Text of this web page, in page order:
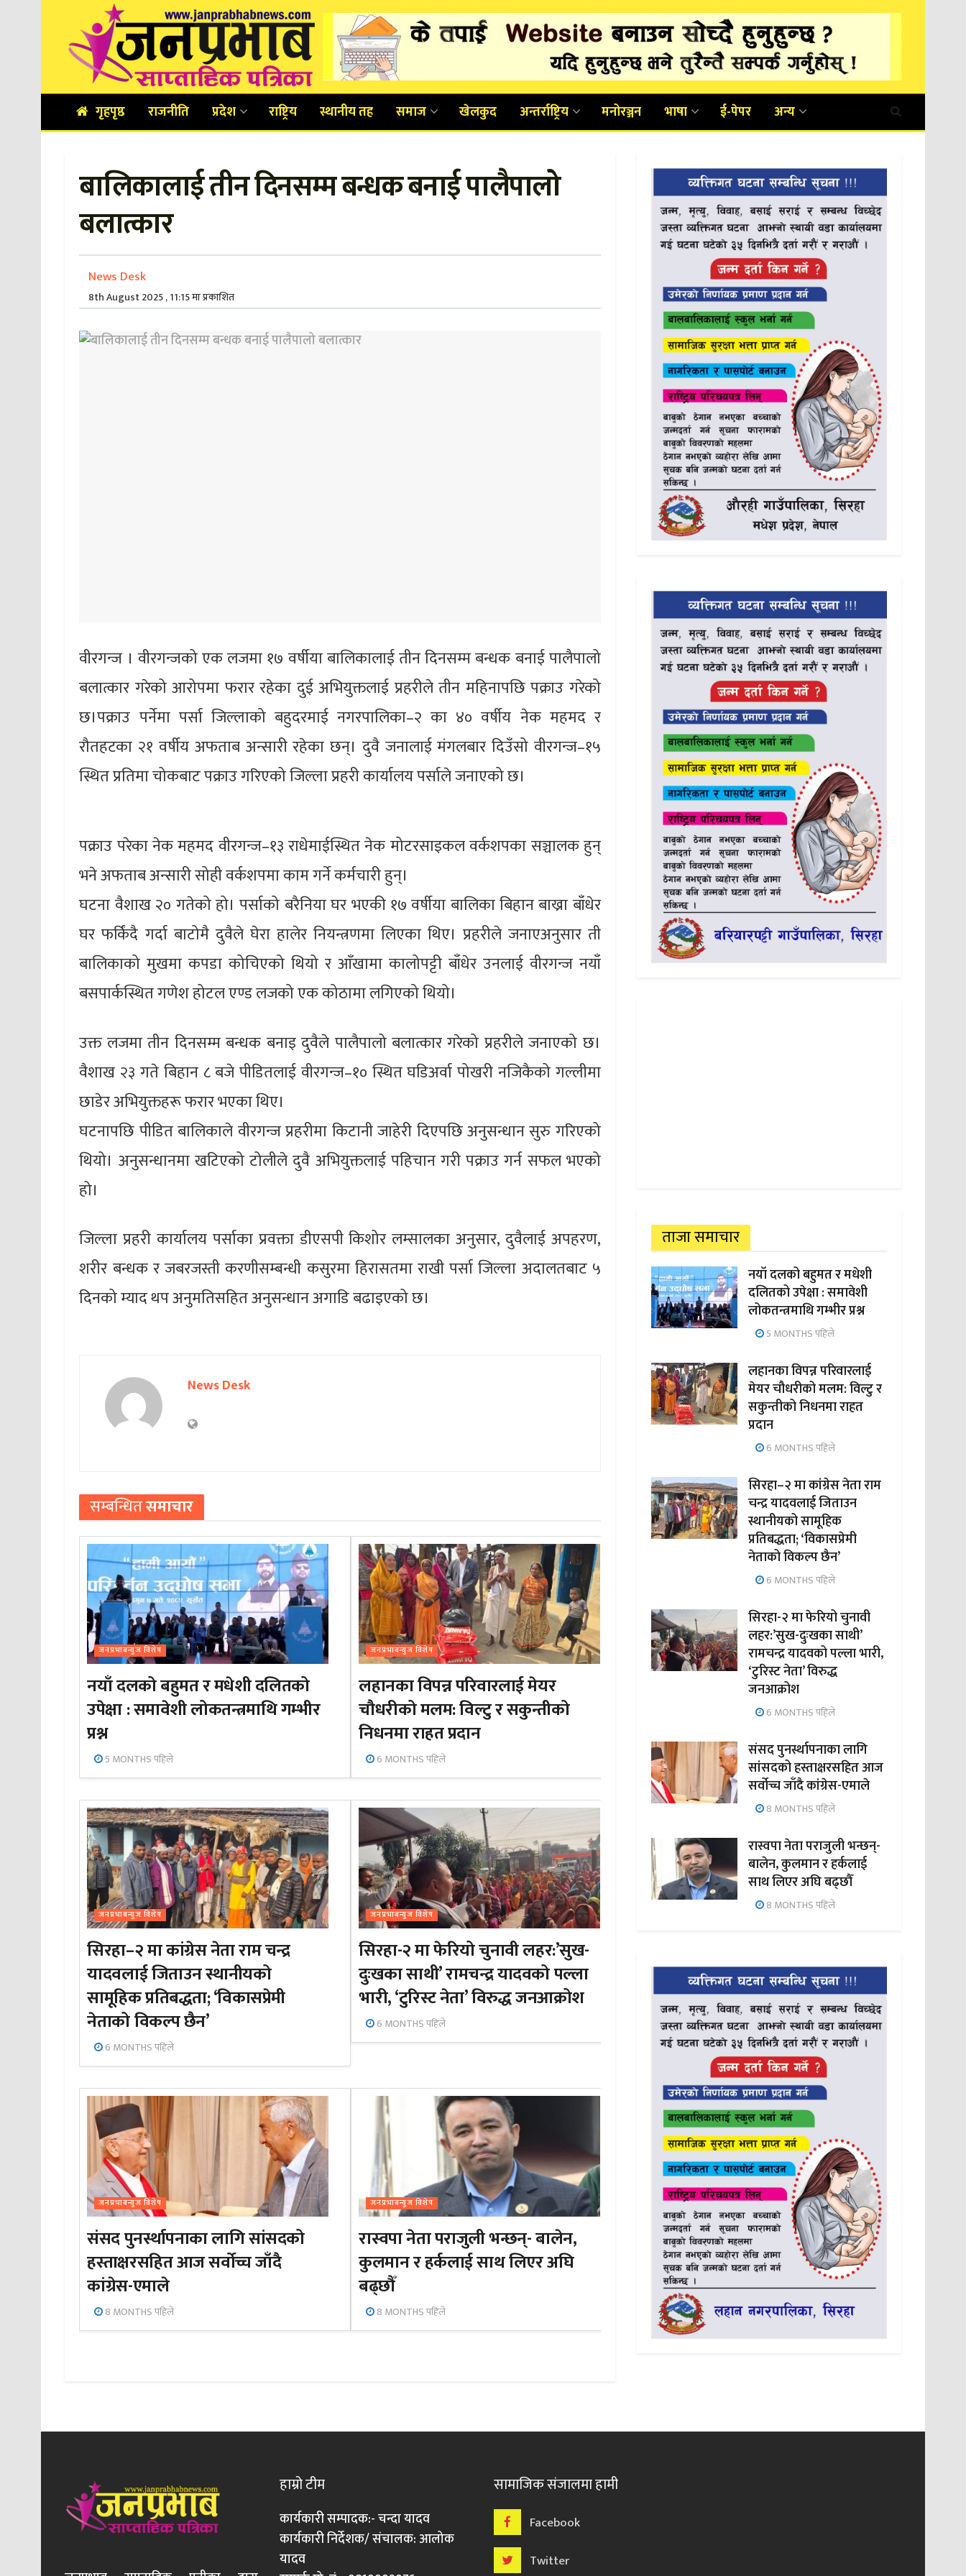
गृहपृष्ठ राजनीति प्रदेश राष्ट्रिय स्थानीय तह समाज खेलकुद अन्तर्राष्ट्रिय मनोरञ्जन भाषा ई-पेपर अन्य
बालिकालाई तीन दिनसम्म बन्धक बनाई पालैपालो
बलात्कार
News Desk
8th August 2025 , 11:15 मा प्रकाशित
वीरगन्ज । वीरगन्जको एक लजमा १७ वर्षीया बालिकालाई तीन दिनसम्म बन्धक बनाई पालैपालो
बलात्कार गरेको आरोपमा फरार रहेका दुई अभियुक्तलाई प्रहरीले तीन महिनापछि पक्राउ गरेको
छ।पक्राउ पर्नेमा पर्सा जिल्लाको बहुदरमाई नगरपालिका–२ का ४० वर्षीय नेक महमद र
रौतहटका २१ वर्षीय अफताब अन्सारी रहेका छन्। दुवै जनालाई मंगलबार दिउँसो वीरगन्ज–१५
स्थित प्रतिमा चोकबाट पक्राउ गरिएको जिल्ला प्रहरी कार्यालय पर्साले जनाएको छ।
पक्राउ परेका नेक महमद वीरगन्ज–१३ राधेमाईस्थित नेक मोटरसाइकल वर्कशपका सञ्चालक हुन्
भने अफताब अन्सारी सोही वर्कशपमा काम गर्ने कर्मचारी हुन्।
घटना वैशाख २० गतेको हो। पर्साको बरैनिया घर भएकी १७ वर्षीया बालिका बिहान बाख्रा बाँधेर
घर फर्किंदै गर्दा बाटोमै दुवैले घेरा हालेर नियन्त्रणमा लिएका थिए। प्रहरीले जनाएअनुसार ती
बालिकाको मुखमा कपडा कोचिएको थियो र आँखामा कालोपट्टी बाँधेर उनलाई वीरगन्ज नयाँ
बसपार्कस्थित गणेश होटल एण्ड लजको एक कोठामा लगिएको थियो।
उक्त लजमा तीन दिनसम्म बन्धक बनाइ दुवैले पालैपालो बलात्कार गरेको प्रहरीले जनाएको छ।
वैशाख २३ गते बिहान ८ बजे पीडितलाई वीरगन्ज–१० स्थित घडिअर्वा पोखरी नजिकैको गल्लीमा
छाडेर अभियुक्तहरू फरार भएका थिए।
घटनापछि पीडित बालिकाले वीरगन्ज प्रहरीमा किटानी जाहेरी दिएपछि अनुसन्धान सुरु गरिएको
थियो। अनुसन्धानमा खटिएको टोलीले दुवै अभियुक्तलाई पहिचान गरी पक्राउ गर्न सफल भएको
हो।
जिल्ला प्रहरी कार्यालय पर्साका प्रवक्ता डीएसपी किशोर लम्सालका अनुसार, दुवैलाई अपहरण,
शरीर बन्धक र जबरजस्ती करणीसम्बन्धी कसुरमा हिरासतमा राखी पर्सा जिल्ला अदालतबाट ५
दिनको म्याद थप अनुमतिसहित अनुसन्धान अगाडि बढाइएको छ।
News Desk
सम्बन्धितसमाचार
जनप्रभाबन्युज विशेष
नयाँ दलको बहुमत र मधेशी दलितको
उपेक्षा : समावेशी लोकतन्त्रमाथि गम्भीर
प्रश्न
5 MONTHS पहिले
जनप्रभाबन्युज विशेष
लहानका विपन्न परिवारलाई मेयर
चौधरीको मलम: विल्टु र सकुन्तीको
निधनमा राहत प्रदान
6 MONTHS पहिले
जनप्रभाबन्युज विशेष
सिरहा–२ मा कांग्रेस नेता राम चन्द्र
यादवलाई जिताउन स्थानीयको
सामूहिक प्रतिबद्धता; ‘विकासप्रेमी
नेताको विकल्प छैन’
6 MONTHS पहिले
जनप्रभाबन्युज विशेष
सिरहा-२ मा फेरियो चुनावी लहर:’सुख-
दुःखका साथी’ रामचन्द्र यादवको पल्ला
भारी, ‘टुरिस्ट नेता’ विरुद्ध जनआक्रोश
6 MONTHS पहिले
जनप्रभाबन्युज विशेष
संसद पुनर्स्थापनाका लागि सांसदको
हस्ताक्षरसहित आज सर्वोच्च जाँदै
कांग्रेस-एमाले
8 MONTHS पहिले
जनप्रभाबन्युज विशेष
रास्वपा नेता पराजुली भन्छन्- बालेन,
कुलमान र हर्कलाई साथ लिएर अघि
बढ्छौँ
8 MONTHS पहिले
ताजा समाचार
नयाँ दलको बहुमत र मधेशी
दलितको उपेक्षा : समावेशी
लोकतन्त्रमाथि गम्भीर प्रश्न
5 MONTHS पहिले
लहानका विपन्न परिवारलाई
मेयर चौधरीको मलम: विल्टु र
सकुन्तीको निधनमा राहत
प्रदान
6 MONTHS पहिले
सिरहा–२ मा कांग्रेस नेता राम
चन्द्र यादवलाई जिताउन
स्थानीयको सामूहिक
प्रतिबद्धता; ‘विकासप्रेमी
नेताको विकल्प छैन’
6 MONTHS पहिले
सिरहा-२ मा फेरियो चुनावी
लहर:’सुख-दुःखका साथी’
रामचन्द्र यादवको पल्ला भारी,
‘टुरिस्ट नेता’ विरुद्ध
जनआक्रोश
6 MONTHS पहिले
संसद पुनर्स्थापनाका लागि
सांसदको हस्ताक्षरसहित आज
सर्वोच्च जाँदै कांग्रेस-एमाले
8 MONTHS पहिले
रास्वपा नेता पराजुली भन्छन्-
बालेन, कुलमान र हर्कलाई
साथ लिएर अघि बढ्छौँ
8 MONTHS पहिले
हाम्रो टीम
कार्यकारी सम्पादक:- चन्दा यादव
कार्यकारी निर्देशक/ संचालक: आलोक
यादव
सामाजिक संजालमा हामी
Facebook
Twitter